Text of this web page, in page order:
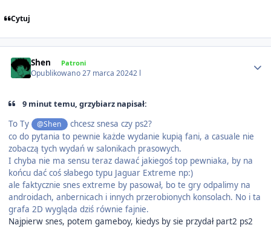
Cytuj
Shen Patroni
Opublikowano27 marca 20242 l
9 minut temu, grzybiarz napisał:
To Ty
@Shen
chcesz snesa czy ps2?
co do pytania to pewnie każde wydanie kupią fani, a casuale nie
zobaczą tych wydań w salonikach prasowych.
I chyba nie ma sensu teraz dawać jakiegoś top pewniaka, by na
końcu dać coś słabego typu Jaguar Extreme np:)
ale faktycznie snes extreme by pasował, bo te gry odpalimy na
androidach, anbernicach i innych przerobionych konsolach. No i ta
grafa 2D wygląda dziś równie fajnie.
Najpierw snes, potem gameboy, kiedys by sie przydał part2 ps2